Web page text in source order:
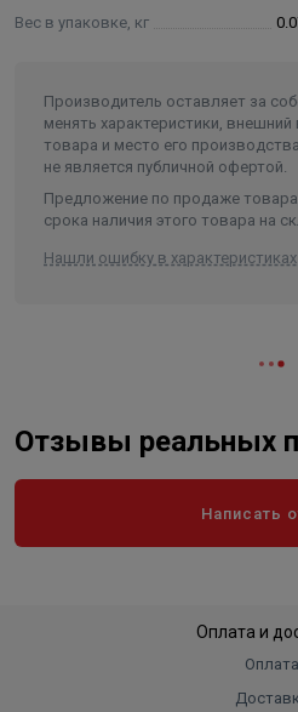
Вес в упаковке, кг
Производитель оставляет за
менять характеристики,
товара и место его
не является публичной офертой.
Предложение по продаже товара
срока наличия этого товара на
Нашли ошибку в
Отзывы реальных
Написать
Оплата и
Оплата